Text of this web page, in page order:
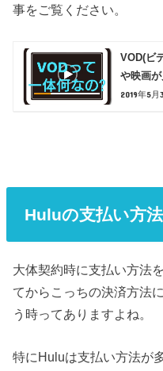
事をご覧ください。
VOD(ビ
や映画
2019年5月
Huluの支払い方
大体契約時に支払い方法
てからこっちの決済方法
う時ってありますよね。
特にHuluは支払い方法が